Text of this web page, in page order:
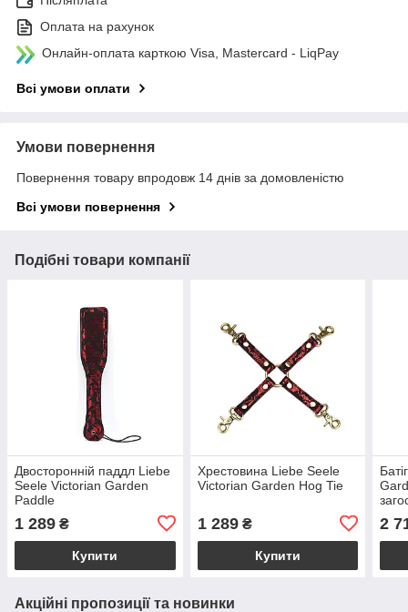
Оплата на рахунок
Онлайн-оплата карткою Visa, Mastercard - LiqPay
Всі умови оплати
Умови повернення
Повернення товару впродовж 14 днів за домовленістю
Всі умови повернення
Подібні товари компанії
Двосторонній паддл Liebe
Seele Victorian Garden
Paddle
1 289 ₴
Купити
Хрестовина Liebe Seele
Victorian Garden Hog ​​Tie
1 289₴
Купити
2
Акційні пропозиції та новинки